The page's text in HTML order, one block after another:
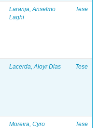
Laranja, Anselmo
Laghi
Tese
Lacerda, Aloyr Dias Tese
Moreira, Cyro
Tese